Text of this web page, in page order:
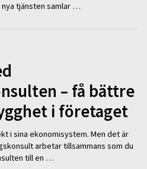
nya tjänsten samlar …
– få bättre
i företaget
i sina ekonomisystem. Men det är
arbetar tillsammans som du
till en …